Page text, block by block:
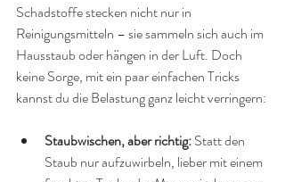
Schadstoffe stecken nicht nur in
Reinigungsmitteln – sie sammeln sich auch im
Hausstaub oder hängen in der Luft. Doch
keine Sorge, mit ein paar einfachen Tricks
kannst du die Belastung ganz leicht verringern:
Staubwischen, aber richtig: Statt den
Staub nur aufzuwirbeln, lieber mit einem